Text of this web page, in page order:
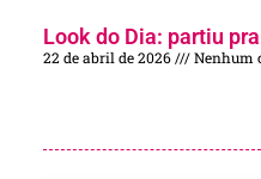
Look do Dia: partiu
22 de abril de 2026 Nenhum